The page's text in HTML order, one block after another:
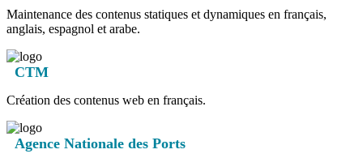
Maintenance des contenus statiques et dynamiques en français,
anglais, espagnol et arabe.
CTM
Création des contenus web en français.
Agence Nationale des Ports